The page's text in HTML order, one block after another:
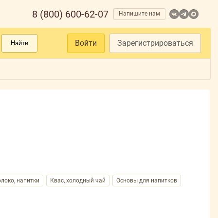
8 (800) 600-62-07 Напишите нам
Найти Войти Зарегистрироваться
напитки Квас, холодный чай Основы для напитков